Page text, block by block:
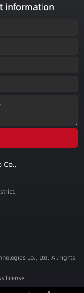
information
Co.,
Co., Ltd. All rights
license